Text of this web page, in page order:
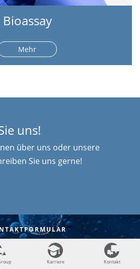
Karriere Kontakt
Bioassay
Mehr
uns!
über uns oder unsere
Sie uns gerne!
Karriere Kontakt